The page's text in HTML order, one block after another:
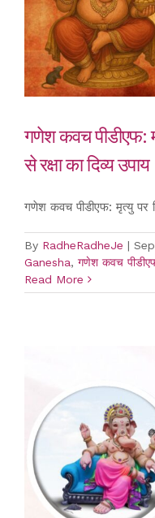
गणेश कवच पीडीएफ:
से रक्षा का दिव्य उपाय
गणेश कवच पीडीएफ: मृत्यु पर
By RadheRadheJe |
Ganesha, गणेश कवच
Read More